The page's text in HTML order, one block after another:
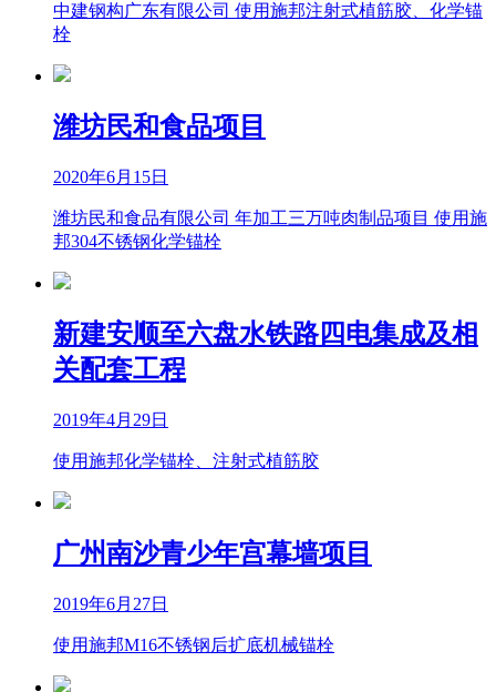
中建钢构广东有限公司 使用施邦注射式植筋胶、化学锚
栓
潍坊民和食品项目
2020年6月15日
潍坊民和食品有限公司 年加工三万吨肉制品项目 使用施
邦304不锈钢化学锚栓
新建安顺至六盘水铁路四电集成及相
关配套工程
2019年4月29日
使用施邦化学锚栓、注射式植筋胶
广州南沙青少年宫幕墙项目
2019年6月27日
使用施邦M16不锈钢后扩底机械锚栓